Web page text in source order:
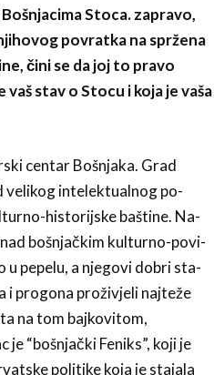
Stoca. zapravo,
povratka na spr­žena
čini se da joj to pravo
stav o Stocu i koja je vaša
centar Bošnjaka. Grad
velikog intelektualnog po­
historijske baštine. Na­
bošnjačkim kulturno-povi-
u pepelu, a njegovi dobri sta­
i progona proživjeli najteže
na tom bajkovitom,
“bošnjački Feniks”, koji je
politike koja je stajala